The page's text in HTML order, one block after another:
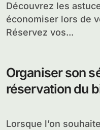
Découvrez les astuces indispensables pour
économiser lors de
Réservez vos...
Organiser son
réservation du
Lorsque l’on souhaite organiser son séjour au